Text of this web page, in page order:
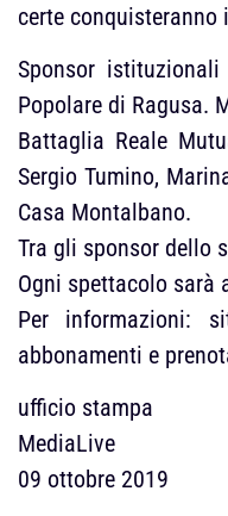
certe
Sponsor
Popolare di Ragusa.
Battaglia Reale
Sergio Tumino,
Casa Montalbano.
Tra gli sponsor dello
Ogni spettacolo sarà
Per informazioni:
abbonamenti e
ufficio stampa
MediaLive
09 ottobre 2019